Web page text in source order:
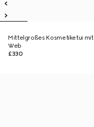
Mittelgroßes Kosmetiketui mit
Web
£330